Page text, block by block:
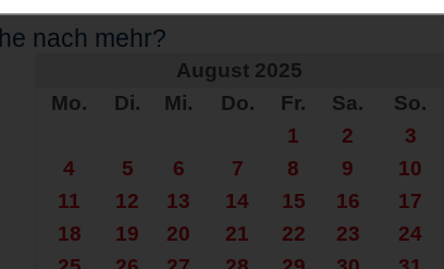
nach mehr?
August 2025
Mo.
Di. Mi. Do. Fr. Sa.
So.
1
2
3
4
5 6 7 8 9
10
11
12 13 14 15 16
17
18
19 20 21 22 23
24